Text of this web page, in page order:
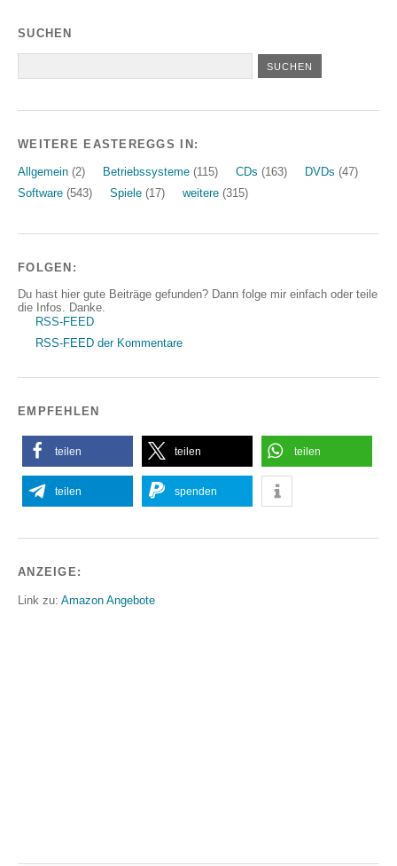
SUCHEN
WEITERE EASTEREGGS IN:
Allgemein (2) Betriebssysteme (115) CDs (163) DVDs (47)
Software (543) Spiele (17) weitere (315)
FOLGEN:
Du hast hier gute Beiträge gefunden? Dann folge mir einfach oder teile
die Infos. Danke.
RSS-FEED
RSS-FEED der Kommentare
EMPFEHLEN
teilen teilen teilen
teilen spenden
ANZEIGE:
Link zu: Amazon Angebote